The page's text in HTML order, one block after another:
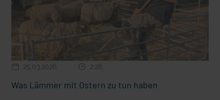
mit epd Text
epd erklärt: Tag der Arbeit
25.03.2026 2:26
Was Lämmer mit Ostern zu tun haben